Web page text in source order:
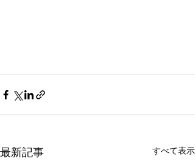
最新記事 すべて表示